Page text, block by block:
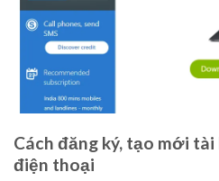
Cách đăng ký, tạo mới
điện thoại